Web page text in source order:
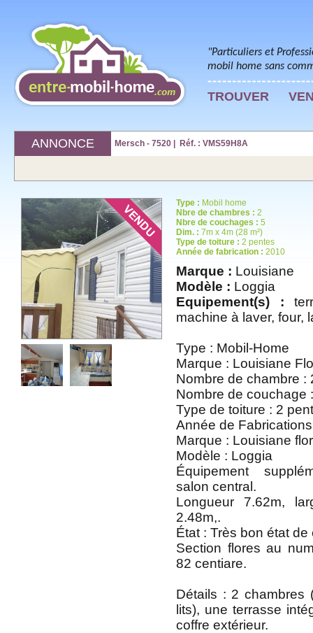
"Particuliers et
mobil home sans
TROUVER
ANNONCE Mersch - 7520 | Réf. : VMS59H8A
Type : Mobil home
Nbre de chambres : 2
Nbre de couchages : 5
Dim. : 7m x 4m (28 m²)
Type de toiture : 2 pentes
Année de fabrication : 2010
Marque : Louisiane
Modèle : Loggia
Equipement(s) :
machine à laver, four,
Type : Mobil-Home
Marque : Louisiane
Nombre de chambre :
Nombre de couchage
Type de toiture : 2
Année de
Marque : Louisiane
Modèle : Loggia
Équipement
salon central.
Longueur 7.62m,
2.48m,.
État : Très bon état
Section flores au
82 centiare.
Détails : 2 chambres
lits), une terrasse
coffre extérieur.